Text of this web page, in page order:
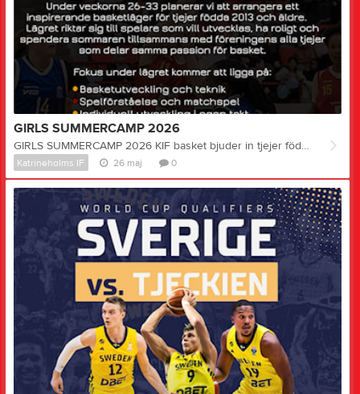
GIRLS SUMMERCAMP 2026
GIRLS SUMMERCAMP 2026 KIF basket bjuder in tjejer födda 2013 och äldre till ett inspirerande basketläger under sommaren. Fokus ligger på basketutveckling, teknik, spelförståelse och gemenskap i en trygg och inkluderande miljö. Mer information om tider, upplägg och plats kommer inom kort. Är du intresserad av att delta? Fyll i en intresseanmälan via denna länk: Intresseanmälan Har ni några frågor går det bra att maila till: Girls.summercamp2026@gmail.com
Katrineholms IF 26 maj 0